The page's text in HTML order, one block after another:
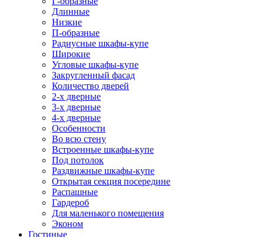
Длинные
Низкие
П-образные
Радиусные шкафы-купе
Широкие
Угловые шкафы-купе
Закругленный фасад
Количество дверей
2-х дверные
3-х дверные
4-х дверные
Особенности
Во всю стену
Встроенные шкафы-купе
Под потолок
Раздвижные шкафы-купе
Открытая секция посередине
Распашные
Гардероб
Для маленького помещения
Эконом
Гостиные